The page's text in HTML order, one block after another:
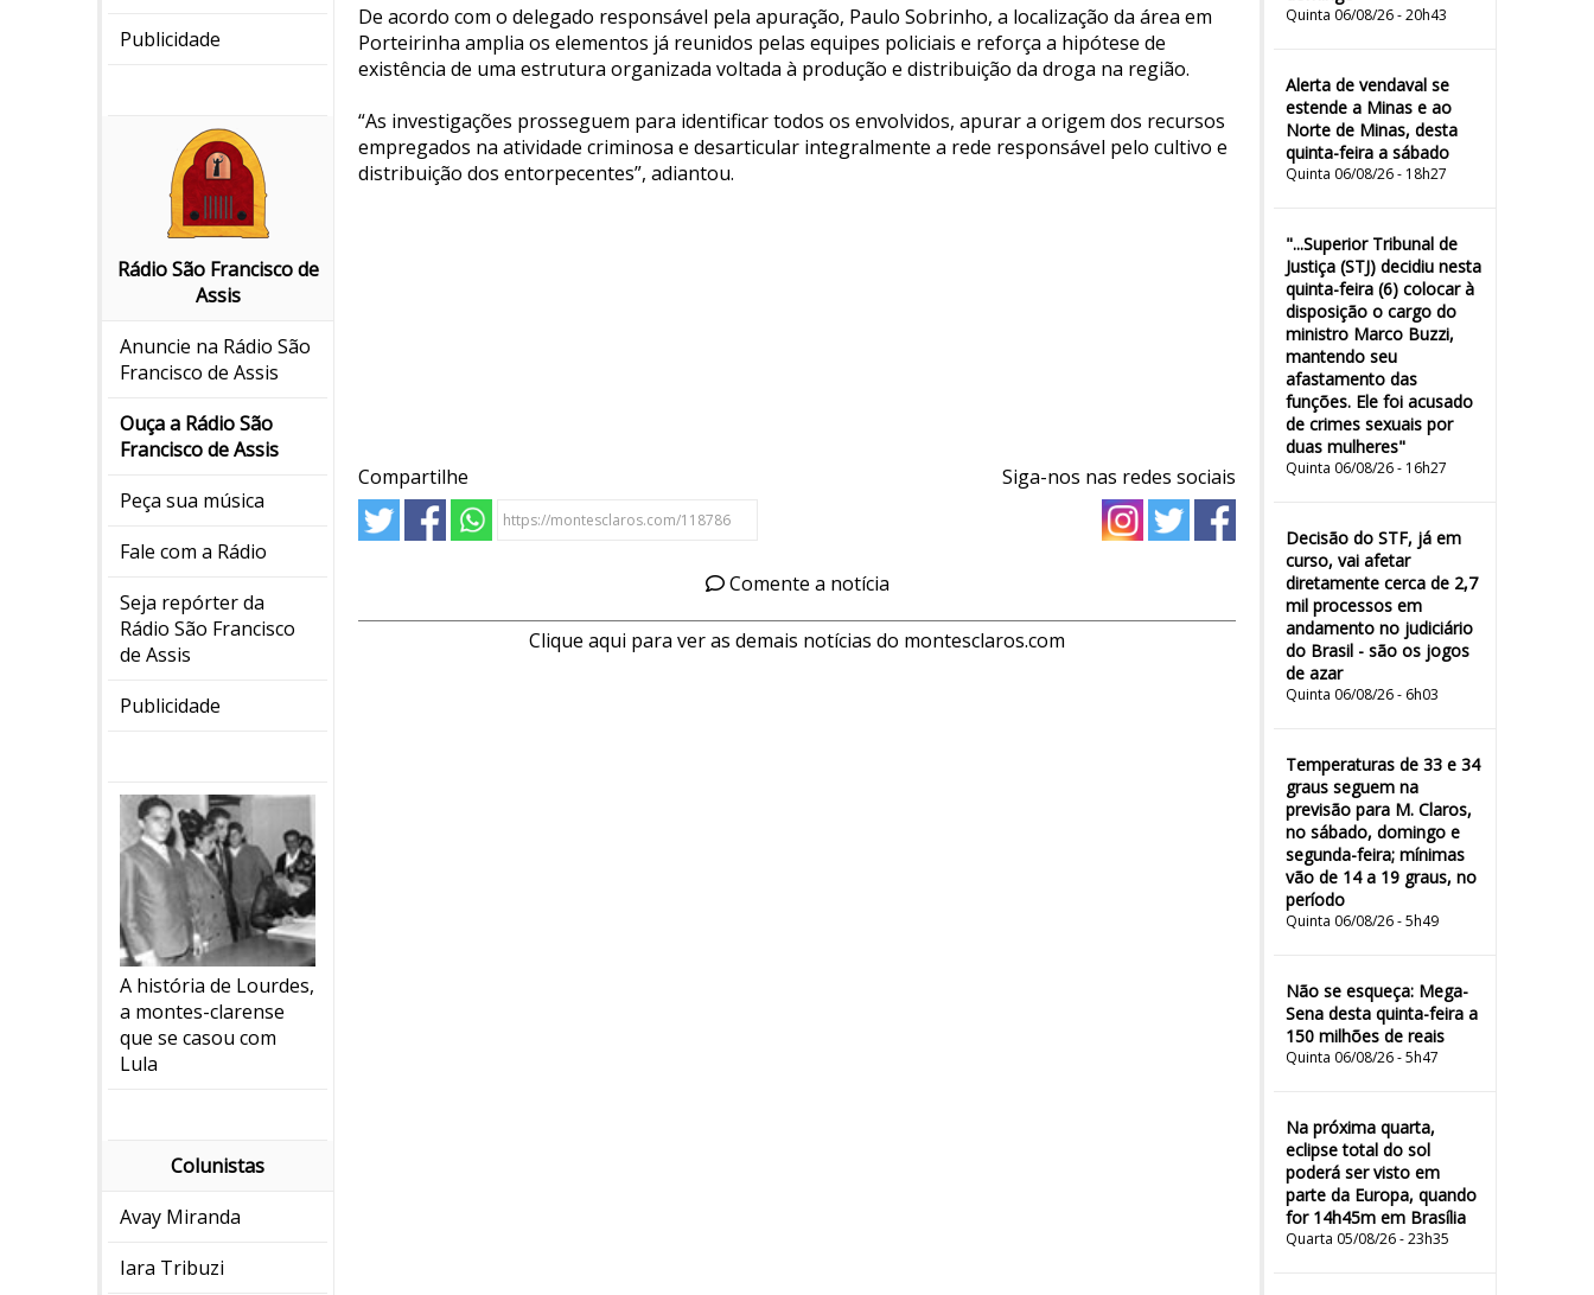
Publicidade
Rádio São Francisco de
Assis
Anuncie na Rádio São
Francisco de Assis
Ouça a Rádio São
Francisco de Assis
Peça sua música
Fale com a Rádio
Seja repórter da
Rádio São Francisco
de Assis
Publicidade
A história de Lourdes,
a montes-clarense
que se casou com
Lula
Colunistas
Avay Miranda
Iara Tribuzi
Quinta 06/08/26 - 20h43
Alerta de vendaval se
estende a Minas e ao
Norte de Minas, desta
quinta-feira a sábado
Quinta 06/08/26 - 18h27
"...Superior Tribunal de
Justiça (STJ) decidiu nesta
quinta-feira (6) colocar à
disposição o cargo do
ministro Marco Buzzi,
mantendo seu
afastamento das
funções. Ele foi acusado
de crimes sexuais por
duas mulheres"
Quinta 06/08/26 - 16h27
Decisão do STF, já em
curso, vai afetar
diretamente cerca de 2,7
mil processos em
andamento no judiciário
do Brasil - são os jogos
de azar
Quinta 06/08/26 - 6h03
Temperaturas de 33 e 34
graus seguem na
previsão para M. Claros,
no sábado, domingo e
segunda-feira; mínimas
vão de 14 a 19 graus, no
período
Quinta 06/08/26 - 5h49
Não se esqueça: Mega-
Sena desta quinta-feira a
150 milhões de reais
Quinta 06/08/26 - 5h47
Na próxima quarta,
eclipse total do sol
poderá ser visto em
parte da Europa, quando
for 14h45m em Brasília
Quarta 05/08/26 - 23h35
De acordo com o delegado responsável pela apuração, Paulo Sobrinho, a localização da área em
Porteirinha amplia os elementos já reunidos pelas equipes policiais e reforça a hipótese de
existência de uma estrutura organizada voltada à produção e distribuição da droga na região.
“As investigações prosseguem para identificar todos os envolvidos, apurar a origem dos recursos
empregados na atividade criminosa e desarticular integralmente a rede responsável pelo cultivo e
distribuição dos entorpecentes”, adiantou.
Compartilhe Siga-nos nas redes sociais
Comente a notícia
Clique aqui para ver as demais notícias do montesclaros.com